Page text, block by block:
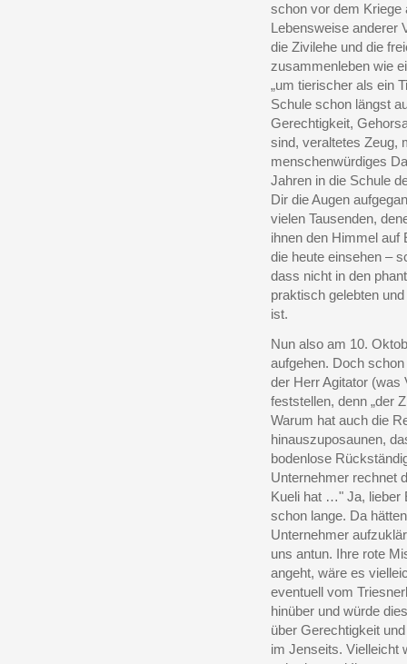
schon vor dem Kriege
Lebensweise anderer
die Zivilehe und die
zusammenleben wie
„um tierischer als ein
Schule schon längst
Gerechtigkeit,
sind, veraltetes Zeug,
menschenwürdiges
Jahren in die Schule
Dir die Augen
vielen Tausenden,
ihnen den Himmel auf
die heute einsehen –
dass nicht in den
praktisch gelebten
ist.
Nun also am 10.
aufgehen. Doch
der Herr Agitator
feststellen, denn „der
Warum hat auch die
hinauszuposaunen,
bodenlose
Unternehmer rechnet
Kueli hat …" Ja, lieber
schon lange. Da
Unternehmer
uns antun. Ihre rote
angeht, wäre es
eventuell vom
hinüber und würde
über Gerechtigkeit
im Jenseits. Vielleicht